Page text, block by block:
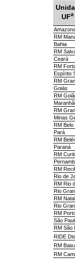
UFa
RM
Bahia
RM
Ceará
RM
Espírito
RM
Goiás
RM
RM
Minas
RM
Pará
RM
Paraná
RM
RM
Rio de
RM Rio
Rio
RM Natal
Rio
RM
São
RM São
RIDE
RM
RM